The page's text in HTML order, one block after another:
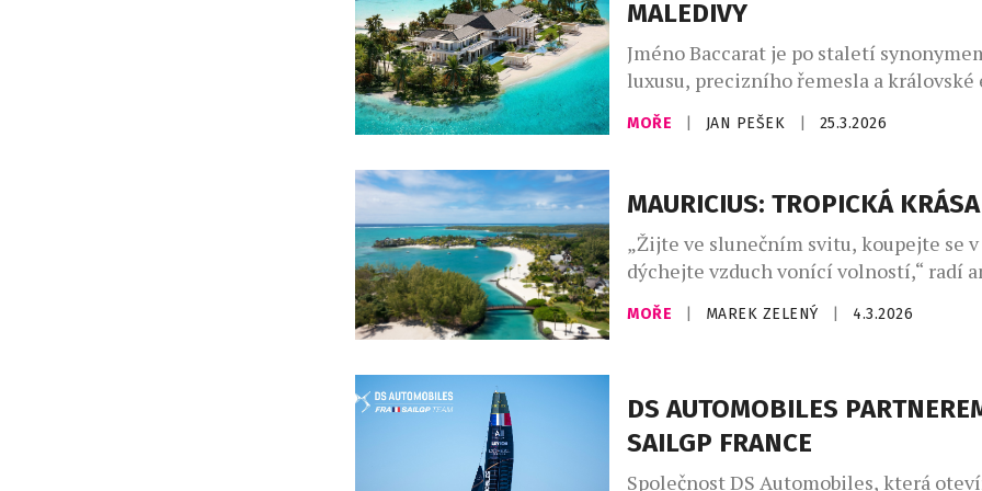
MALEDIVY
Jméno Baccarat je po staletí
luxusu, precizního řemesla a královské
Francouzská značka, proslulá především
ikonickým křišťálem, zdobila paláce
osobností. Postupně však její svět
designu a vstoupil i do oblasti
přenáší svou estetiku a smysl pro detail
výjimečných hotelových projektů. […]
MOŘE JAN PEŠEK 25.3.2026
MAURICIUS: TROPICKÁ KRÁSA
„Žijte ve slunečním svitu, koupejte se v
dýchejte vzduch vonící volností,“ radí
filozof Ralph Waldo Emerson těm, kteří
životem klesají na duchu. Indický oceán
osvěžujícím smysly. Bujná zeleň, v níž
druhy, které jinde na […]
MOŘE MAREK ZELENÝ 4.3.2026
DS AUTOMOBILES
SAILGP FRANCE
Společnost DS Automobiles, která